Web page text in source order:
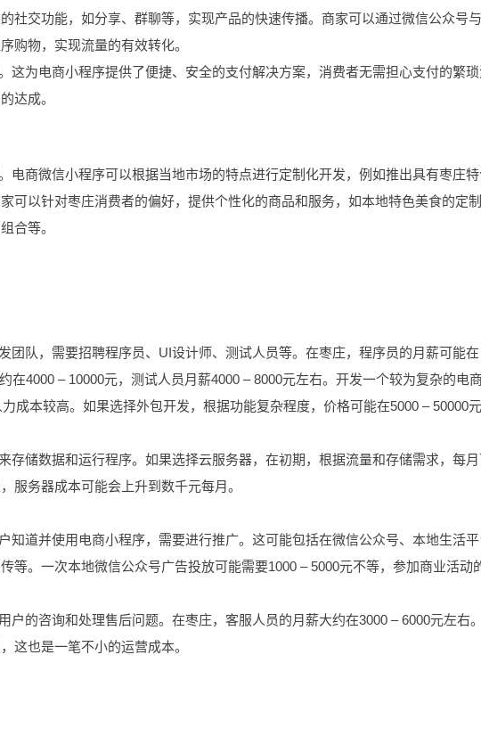
社交功能，如分享、群聊等，实现产品的快速传播。商家可以通过微信公众号
购物，实现流量的有效转化。
这为电商小程序提供了便捷、安全的支付解决方案，消费者无需担心支付的繁
达成。
电商微信小程序可以根据当地市场的特点进行定制化开发，例如推出具有枣庄特
可以针对枣庄消费者的偏好，提供个性化的商品和服务，如本地特色美食的定
合等。
团队，需要招聘程序员、UI设计师、测试人员等。在枣庄，程序员的月薪可能在
在4000 – 10000元，测试人员月薪4000 – 8000元左右。开发一个较为复杂的电
成本较高。如果选择外包开发，根据功能复杂程度，价格可能在5000 – 50000
存储数据和运行程序。如果选择云服务器，在初期，根据流量和存储需求，每
服务器成本可能会上升到数千元每月。
知道并使用电商小程序，需要进行推广。这可能包括在微信公众号、本地生活平
等。一次本地微信公众号广告投放可能需要1000 – 5000元不等，参加商业活动
户的咨询和处理售后问题。在枣庄，客服人员的月薪大约在3000 – 6000元左右
这也是一笔不小的运营成本。